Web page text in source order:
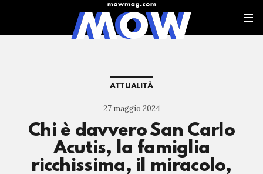
ATTUALITÀ
27 maggio 2024
Chi è davvero San Carlo
Acutis, la famiglia
ricchissima, il miracolo,